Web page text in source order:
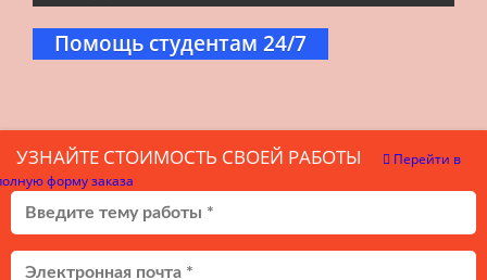
Помощь студентам 24/7
УЗНАЙТЕ СТОИМОСТЬ СВОЕЙ РАБОТЫ
Перейти в
форму заказа